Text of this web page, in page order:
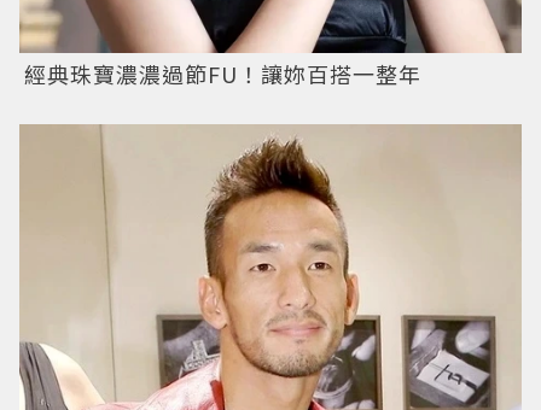
經典珠寶濃濃過節FU！讓妳百搭一整年